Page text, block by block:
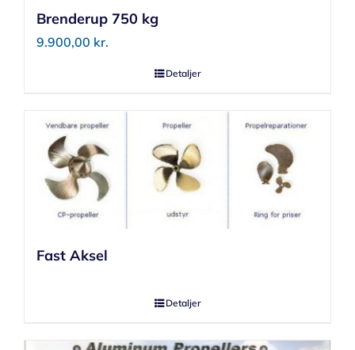
Brenderup 750 kg
9.900,00 kr.
Detaljer
Fast Aksel
Detaljer